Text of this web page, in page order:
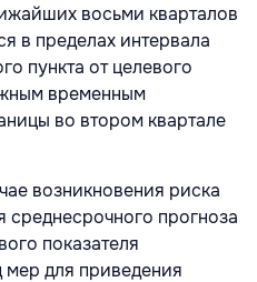
восьми кварталов
в пределах интервала
пункта от целевого
временным
во втором квартале
возникновения риска
среднесрочного прогноза
показателя
для приведения